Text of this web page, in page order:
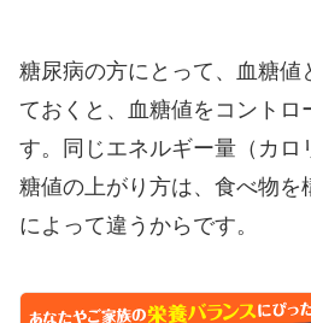
糖尿病の方にとって、血糖値
ておくと、血糖値をコントロ
す。同じエネルギー量（カロ
糖値の上がり方は、食べ物
によって違うからです。